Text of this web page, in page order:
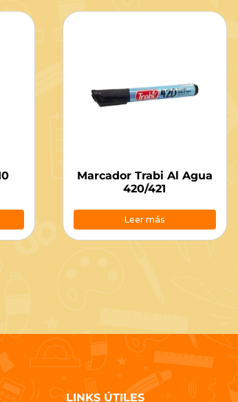
Marcador Trabi Al Agua
420/421
Leer más
LINKS ÚTILES